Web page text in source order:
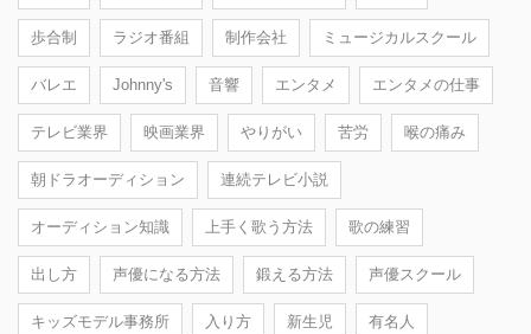
歩合制 ラジオ番組 制作会社 ミュージカルスクール
バレエ Johnny's 音響 エンタメ エンタメの仕事
テレビ業界 映画業界 やりがい 苦労 喉の痛み
朝ドラオーディション 連続テレビ小説
オーディション知識 上手く歌う方法 歌の練習
出し方 声優になる方法 鍛える方法 声優スクール
キッズモデル事務所 入り方 新生児 有名人